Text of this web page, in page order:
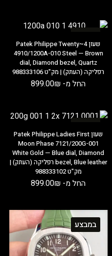
שעון Patek Philippe Twenty~4
4910/1200A-010 Steel — Brown
dial, Diamond bezel, Quartz
רפליקה (העתק) | מק"ט 988333106
החל מ- 899.00₪
שעון Patek Philippe Ladies First
Moon Phase 7121/200G-001
White Gold — Blue dial, Diamond
bezel, Blue leather רפליקה (העתק) |
מק"ט 988333102
החל מ- 899.00₪
במבצע